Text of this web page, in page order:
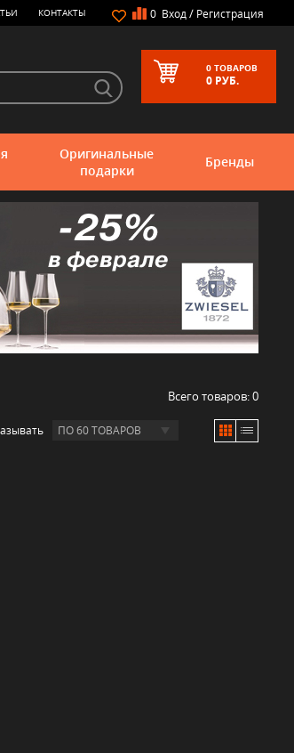
0 Вход/ Регистрация
КОНТАКТЫ
0 ТОВАРОВ
0 РУБ.
Оригинальные
подарки
Бренды
Всего товаров:0
ПО 60 ТОВАРОВ